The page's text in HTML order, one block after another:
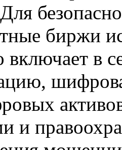
биржи
в
и